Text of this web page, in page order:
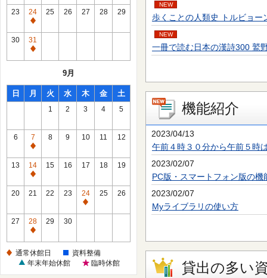
館
日
常
休
館
日
23
24
通
常
休
館
25 26 27 28 29
30
31
通
館
日
9月
日 月 火 水 木 金 土
1 2 3 4 5
6
7
通
常
休
館
8 9 10 11 12
13
14
通
常
館
日
15 16 17 18 19
20 21 22 23
24
通
館
日
25 26
27
28
通
休
29 30
通常休館日
資料整備
年末年始休館
臨時休館
NEW
歩くことの人類史 トルビョ
NEW
一冊で読む日本の漢詩300 鷲
機能紹介
2023/04/13
午前４時３０分から午前５時
2023/02/07
PC版・スマートフォン版の機
2023/02/07
Myライブラリの使い方
貸出の多い